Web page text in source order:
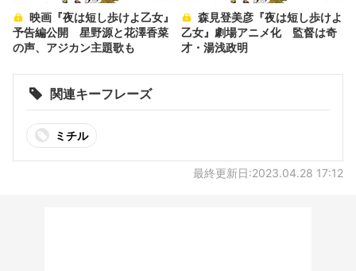
予告編公開 星野源と花澤香菜
の声、アジカン主題歌も
乙女』劇場アニメ化 監督は奇
才・湯浅政明
関連キーフレーズ
ミチル
最終更新日:2023.04.28 17:12